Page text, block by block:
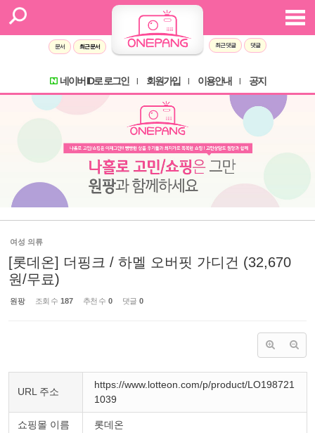
문서 최근 문서 최근 댓글 댓글
네이버 ID로 로그인 회원가입 이용안내 공지
여성 의류
[롯데온] 더핑크 / 하멜 오버핏 가디건 (32,670
원/무료)
원팡 조회 수 187 추천 수 0 댓글 0
URL 주소
https://www.lotteon.com/p/product/LO198721
1039
쇼핑몰 이름 롯데온